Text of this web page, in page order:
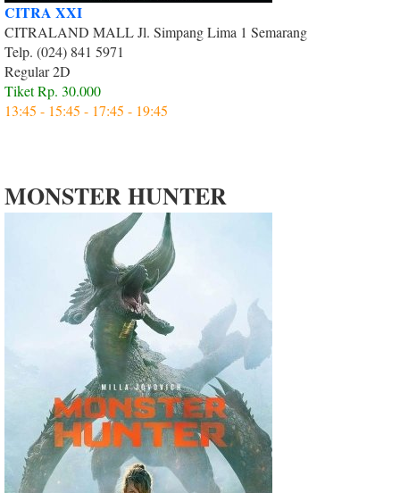
CITRA XXI
CITRALAND MALL Jl. Simpang Lima 1 Semarang
Telp. (024) 841 5971
Regular 2D
Tiket Rp. 30.000
13:45 - 15:45 - 17:45 - 19:45
MONSTER HUNTER